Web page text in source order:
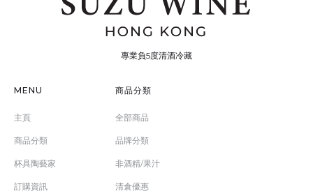
專業負5度清酒冷藏
MENU
主頁
商品分類
杯具陶藝家
訂購資訊
商品分類
全部商品
品牌分類
非酒精/果汁
清倉優惠